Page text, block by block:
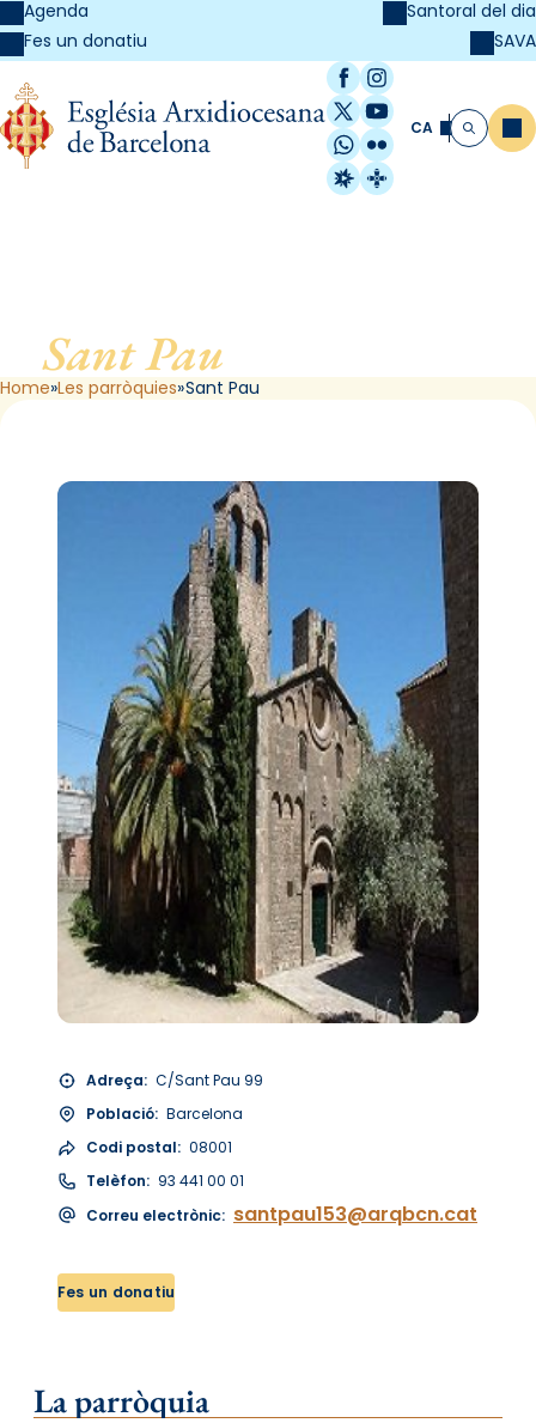
Agenda
Fes un donatiu
Santoral del dia
SAVA
Facebook
Instagram
X / Twitter
YouTube
WhatsApp
Flickr
Radio Estel
Catalunya
CA Cerca
Sant Pau
Home Les parròquies Sant Pau
Adreça: C/Sant Pau 99
Població: Barcelona
Codi postal: 08001
Telèfon: 93 441 00 01
Correu electrònic: santpau153@arqbcn.cat
Fes un donatiu
La parròquia